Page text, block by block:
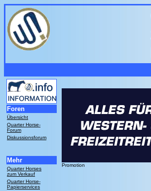
Foren
Übersicht
Quarter Horse-
Forum
Diskussionsforum
Mehr
Quarter Horses
zum Verkauf
Quarter Horse-
Papierservices
Promotion